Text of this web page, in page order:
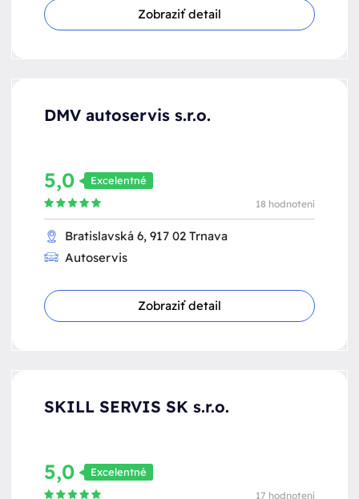
Zobraziť detail
DMV autoservis s.r.o.
5,0 Excelentné
18 hodnotení
Bratislavská 6, 917 02 Trnava
Autoservis
Zobraziť detail
SKILL SERVIS SK s.r.o.
5,0 Excelentné
17 hodnotení